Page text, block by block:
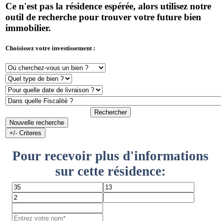
Ce n'est pas la résidence espérée, alors utilisez notre
outil de recherche pour trouver votre future bien
immobilier.
Choisissez votre investissement :
Rechercher
Nouvelle recherche
+/- Criteres
Pour recevoir plus d'informations
sur cette résidence: